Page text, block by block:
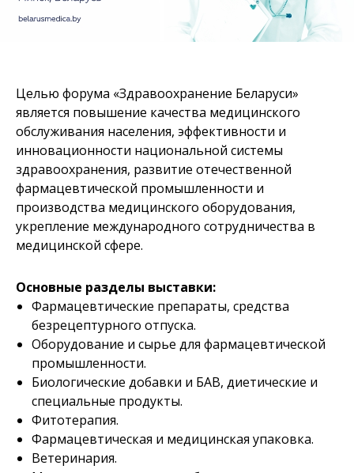
Целью форума «Здравоохранение Беларуси»
является повышение качества медицинского
обслуживания населения, эффективности и
инновационности национальной системы
здравоохранения, развитие отечественной
фармацевтической промышленности и
производства медицинского оборудования,
укрепление международного сотрудничества в
медицинской сфере.
Основные разделы выставки:
Фармацевтические препараты, средства
безрецептурного отпуска.
Оборудование и сырье для фармацевтической
промышленности.
Биологические добавки и БАВ, диетические и
специальные продукты.
Фитотерапия.
Фармацевтическая и медицинская упаковка.
Ветеринария.